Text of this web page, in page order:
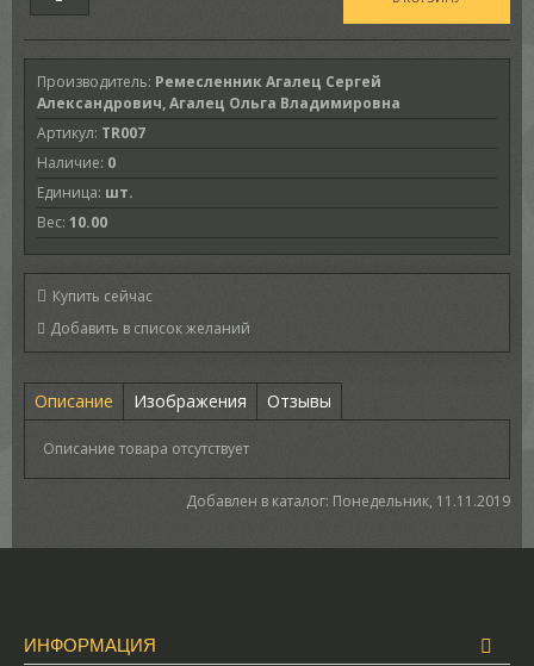
Производитель: Ремесленник Агалец Сергей
Александрович, Агалец Ольга Владимировна
Артикул: TR007
Наличие: 0
Единица: шт.
Вес: 10.00
Купить сейчас
Описание Изображения Отзывы
Описание товара отсутствует
Добавлен в каталог: Понедельник, 11.11.2019
ИНФОРМАЦИЯ